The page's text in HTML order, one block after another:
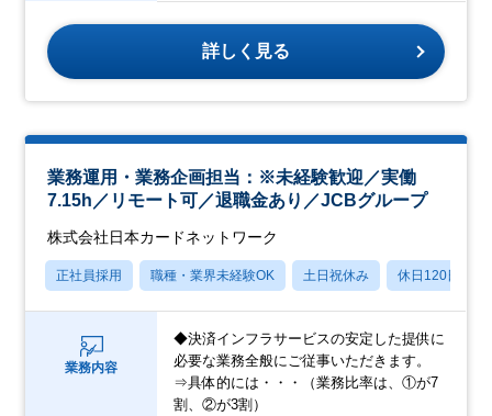
詳しく見る
業務運用・業務企画担当：※未経験歓迎／実働
7.15h／リモート可／退職金あり／JCBグループ
株式会社日本カードネットワーク
正社員採用 職種・業界未経験OK 土日祝休み 休日120日以上
業務内容
◆決済インフラサービスの安定した提供に
必要な業務全般にご従事いただきます。
⇒具体的には・・・（業務比率は、①が7
割、②が3割）